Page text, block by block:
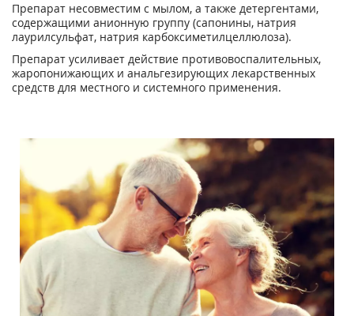
Препарат несовместим с мылом, а также детергентами,
содержащими анионную группу (сапонины, натрия
лаурилсульфат, натрия карбоксиметилцеллюлоза).
Препарат усиливает действие противовоспалительных,
жаропонижающих и анальгезирующих лекарственных
средств для местного и системного применения.